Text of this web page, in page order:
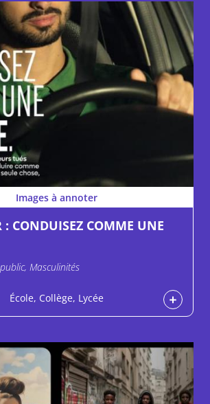
Images à annoter
: CONDUISEZ COMME UNE
Masculinités
École, Collège, Lycée